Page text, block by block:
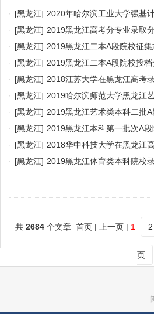
· [黑龙江] 2020年哈尔滨工业大学强基
· [黑龙江] 2019黑龙江高考分专业录取
· [黑龙江] 2019黑龙江二本A段院校征
· [黑龙江] 2019黑龙江二本A段院校投
· [黑龙江] 2018江苏大学在黑龙江高考
· [黑龙江] 2019哈尔滨师范大学黑龙江
· [黑龙江] 2019黑龙江艺术类本科二批
· [黑龙江] 2019黑龙江本科第一批次A
· [黑龙江] 2018华中科技大学在黑龙江
· [黑龙江] 2019黑龙江体育类本科院校
共 2684 个文章 首页 | 上一页 | 1 2
页